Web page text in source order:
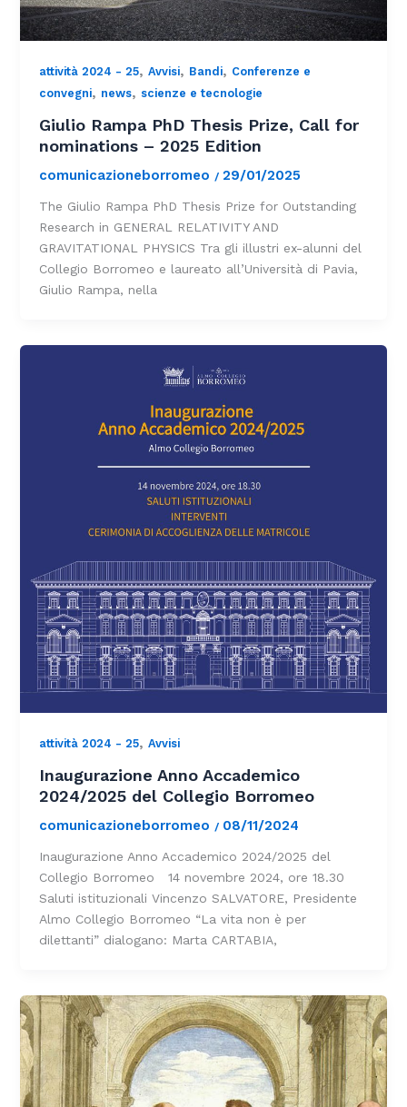
attività 2024 - 25, Avvisi, Bandi, Conferenze e
convegni, news, scienze e tecnologie
Giulio Rampa PhD Thesis Prize, Call for
nominations – 2025 Edition
comunicazioneborromeo / 29/01/2025
The Giulio Rampa PhD Thesis Prize for Outstanding
Research in GENERAL RELATIVITY AND
GRAVITATIONAL PHYSICS​ Tra gli illustri ex-alunni del
Collegio Borromeo e laureato all’Università di Pavia,
Giulio Rampa, nella
attività 2024 - 25, Avvisi
Inaugurazione Anno Accademico
2024/2025 del Collegio Borromeo
comunicazioneborromeo / 08/11/2024
Inaugurazione Anno Accademico 2024/2025 del
Collegio Borromeo 14 novembre 2024, ore 18.30
Saluti istituzionali Vincenzo SALVATORE, Presidente
Almo Collegio Borromeo “La vita non è per
dilettanti” dialogano: Marta CARTABIA,